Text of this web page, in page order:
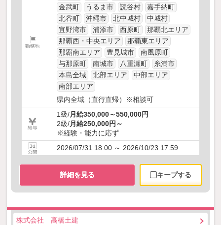
金武町
うるま市 読谷村
嘉手納町
北谷町
沖縄市 北中城村
中城村
宜野湾市
浦添市 西原町
那覇北エリア
那覇西・中央エリア
那覇東エリア
那覇南エリア
豊見城市
南風原町
与那原町
南城市 八重瀬町
糸満市
本島全域
北部エリア
中部エリア
南部エリア
県内全域（直行直帰）※相談可
1級/月給350,000～550,000円
2級/月給250,000円～
※経験・能力に応ず
2026/07/31 18:00 ～ 2026/10/23 17:59
詳細を見る キープする
株式会社 高橋土建